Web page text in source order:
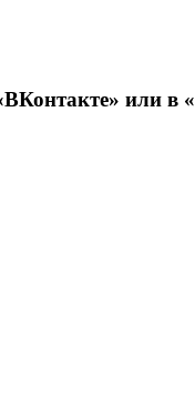
ВКонтакте» или в «